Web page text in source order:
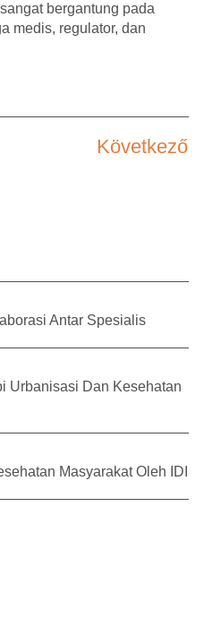
bergantung pada
medis, regulator, dan
Következő
Antar Spesialis
Urbanisasi Dan Kesehatan
Masyarakat Oleh IDI